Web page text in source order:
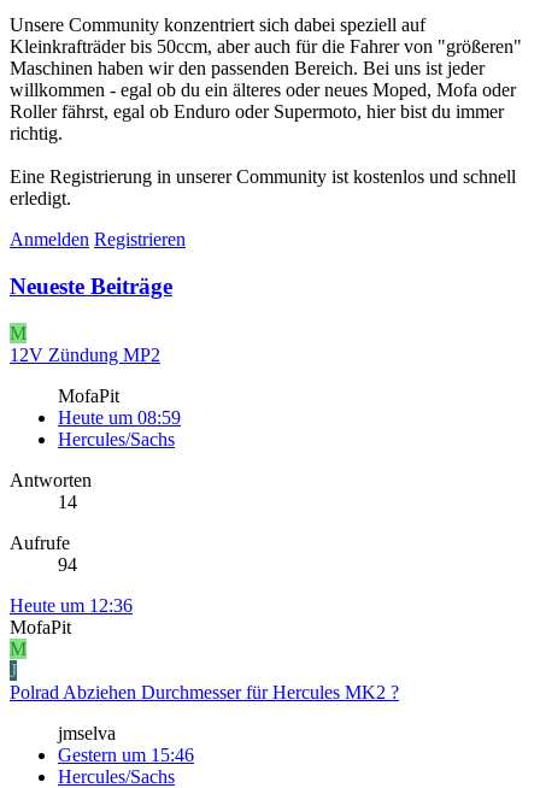
Unsere Community konzentriert sich dabei speziell auf
Kleinkrafträder bis 50ccm, aber auch für die Fahrer von "größeren"
Maschinen haben wir den passenden Bereich. Bei uns ist jeder
willkommen - egal ob du ein älteres oder neues Moped, Mofa oder
Roller fährst, egal ob Enduro oder Supermoto, hier bist du immer
richtig.
Eine Registrierung in unserer Community ist kostenlos und schnell
erledigt.
Anmelden Registrieren
Neueste Beiträge
M
12V Zündung MP2
MofaPit
Heute um 08:59
Hercules/Sachs
Antworten
14
Aufrufe
94
Heute um 12:36
MofaPit
M
J
Polrad Abziehen Durchmesser für Hercules MK2 ?
jmselva
Gestern um 15:46
Hercules/Sachs